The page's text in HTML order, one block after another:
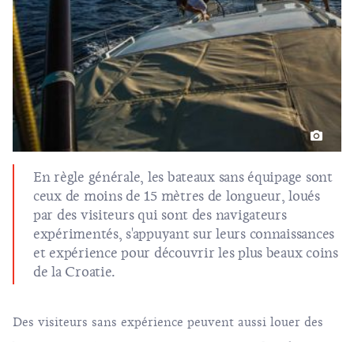
En règle générale, les bateaux sans équipage sont
ceux de moins de 15 mètres de longueur, loués
par des visiteurs qui sont des navigateurs
expérimentés, s'appuyant sur leurs connaissances
et expérience pour découvrir les plus beaux coins
de la Croatie.
Des visiteurs sans expérience peuvent aussi louer des